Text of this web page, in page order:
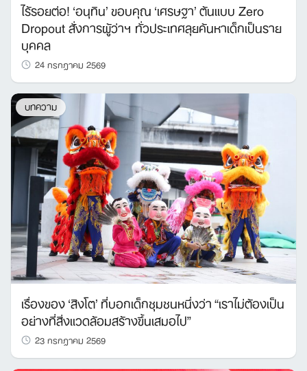
ไร้รอยต่อ! ‘อนุทิน’ ขอบคุณ ‘เศรษฐา’ ต้นแบบ Zero
Dropout สั่งการผู้ว่าฯ ทั่วประเทศลุยค้นหาเด็กเป็นราย
บุคคล
24 กรกฎาคม 2569
บทความ
เรื่องของ ‘สิงโต’ ที่บอกเด็กชุมชนหนึ่งว่า “เราไม่ต้องเป็น
อย่างที่สิ่งแวดล้อมสร้างขึ้นเสมอไป”
23 กรกฎาคม 2569